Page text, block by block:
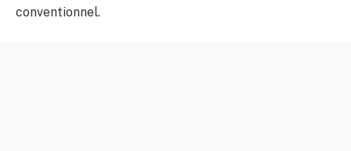
conventionnel.